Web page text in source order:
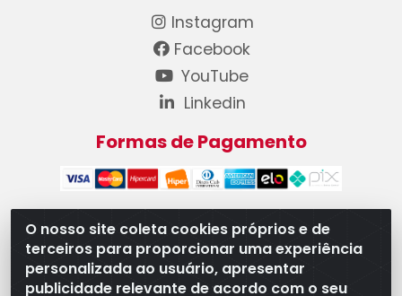
O nosso site coleta cookies próprios e de
terceiros para proporcionar uma experiência
personalizada ao usuário, apresentar
publicidade relevante de acordo com o seu
Instagram
Facebook
YouTube
Linkedin
Formas de Pagamento
WB Componentes Automotivos LTDA - CNPJ
08.528.393/0001-12 - Rua do Níquel, 667 - Parque
Oeste Industrial, Goiânia/GO - CEP 74375-660